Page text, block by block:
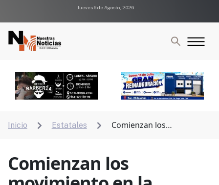
Jueves 6 de Agosto, 2026
Inicio  Estatales 
Comienzan los
Comienzan los